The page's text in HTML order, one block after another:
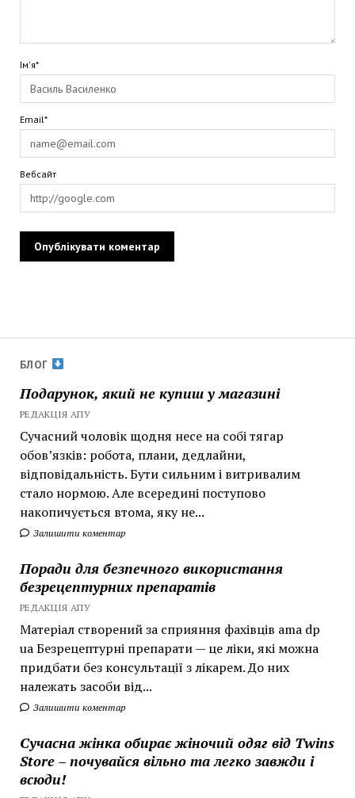
БЛОГ
Подарунок, який не купиш у магазині
РЕДАКЦІЯ АПУ
Сучасний чоловік щодня несе на собі тягар
обов’язків: робота, плани, дедлайни,
відповідальність. Бути сильним і витривалим
стало нормою. Але всередині поступово
накопичується втома, яку не...
Залишити коментар
Поради для безпечного використання
безрецептурних препаратів
РЕДАКЦІЯ АПУ
Матеріал створений за сприяння фахівців ama dp
ua Безрецептурні препарати — це ліки, які можна
придбати без консультації з лікарем. До них
належать засоби від...
Залишити коментар
Сучасна жінка обирає жіночий одяг від Twins
Store – почувайся вільно та легко завжди і
всюди!
Ім'я*
Email*
Вебсайт